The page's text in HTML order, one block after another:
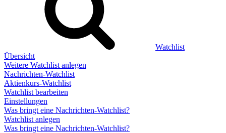
Watchlist
Übersicht
Weitere Watchlist anlegen
Nachrichten-Watchlist
Aktienkurs-Watchlist
Watchlist bearbeiten
Einstellungen
Was bringt eine Nachrichten-Watchlist?
Watchlist anlegen
Was bringt eine Nachrichten-Watchlist?